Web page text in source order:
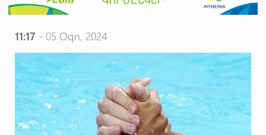
11:17 - 05 Օգո, 2024